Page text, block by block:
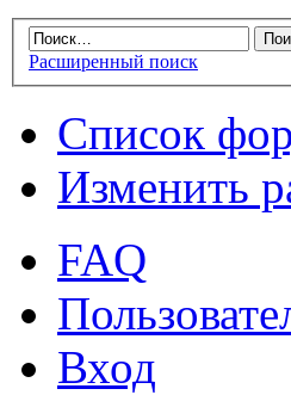
Расширенный поиск
Список
Изменить
FAQ
Вход